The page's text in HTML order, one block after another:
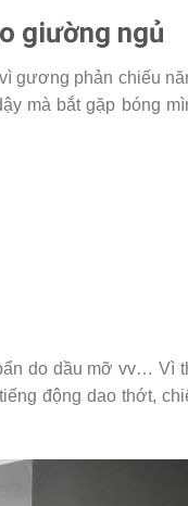
giường ngủ
gương phản chiếu
mà bắt gặp bóng
do dầu mỡ vv… Vì
động dao thớt,